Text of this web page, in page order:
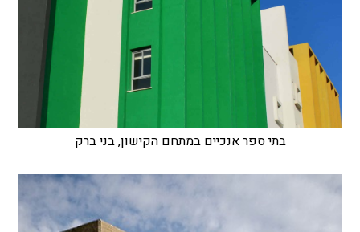
בתי ספר אנכיים במתחם הקישון, בני ברק